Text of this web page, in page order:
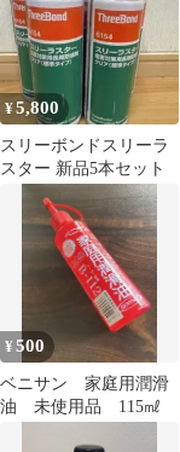
¥5,800
スリーボンドスリーラ
スター 新品5本セット
¥500
ベニサン 家庭用潤滑
油 未使用品 115㎖